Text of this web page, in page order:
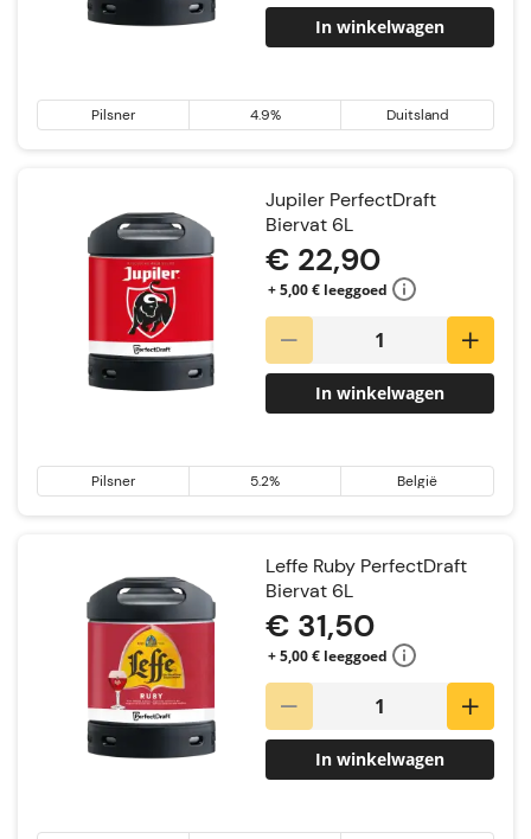
In winkelwagen
Pilsner 4.9% Duitsland
Jupiler PerfectDraft
Biervat 6L
€ 22,90
+ 5,00 € leeggoed
In winkelwagen
Pilsner 5.2% België
Leffe Ruby PerfectDraft
Biervat 6L
€ 31,50
+ 5,00 € leeggoed
In winkelwagen